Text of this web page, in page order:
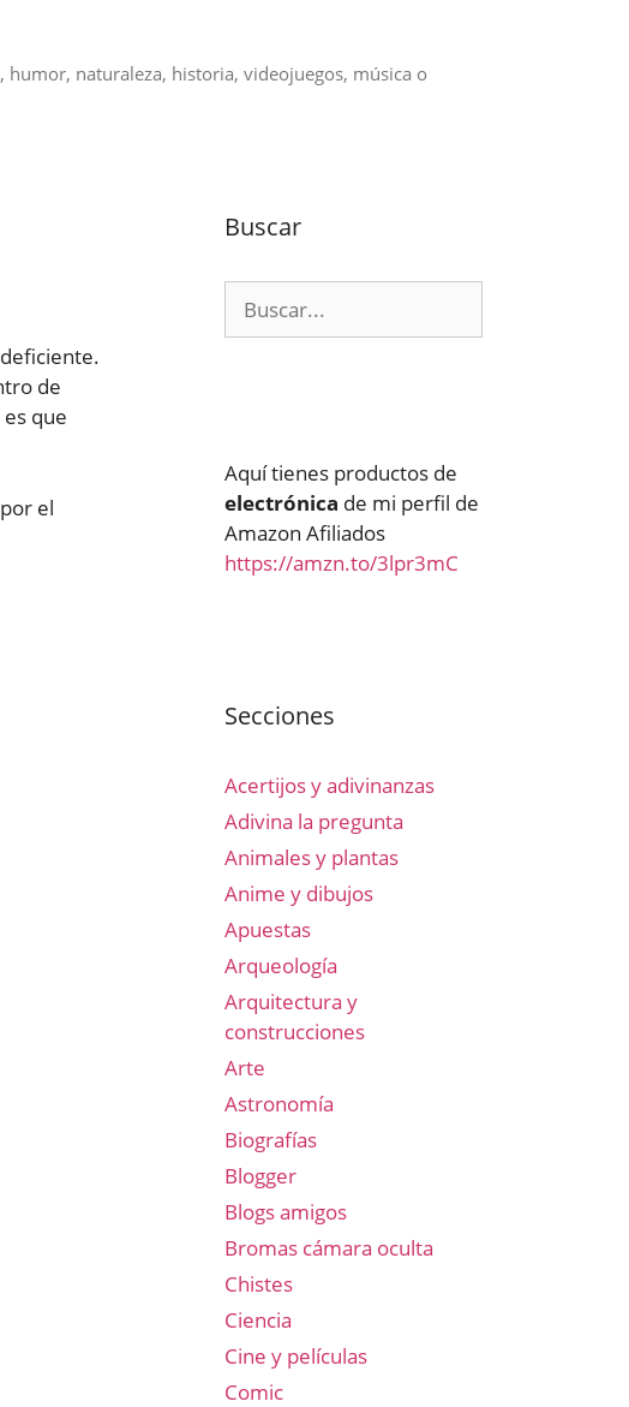
humor, naturaleza, historia, videojuegos, música o
de
que
el
Buscar
Aquí tienes productos de
electrónica de mi perfil de
Amazon Afiliados
https://amzn.to/3lpr3mC
Secciones
Acertijos y adivinanzas
Adivina la pregunta
Animales y plantas
Anime y dibujos
Apuestas
Arqueología
Arquitectura y
construcciones
Arte
Astronomía
Biografías
Blogger
Blogs amigos
Bromas cámara oculta
Chistes
Ciencia
Cine y películas
Comic